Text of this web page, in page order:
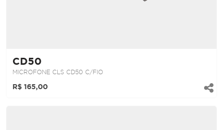
CD50
MICROFONE CLS CD50 C/FIO
R$ 165,00